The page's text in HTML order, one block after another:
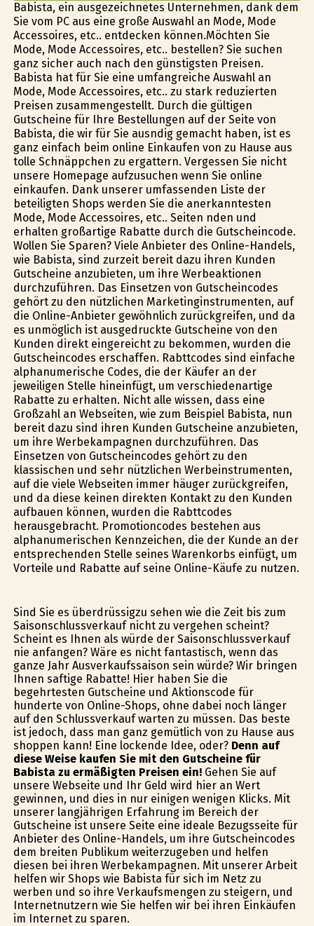
Babista, ein ausgezeichnetes Unternehmen, dank dem
Sie vom PC aus eine große Auswahl an Mode, Mode
Accessoires, etc.. entdecken können.Möchten Sie
Mode, Mode Accessoires, etc.. bestellen? Sie suchen
ganz sicher auch nach den günstigsten Preisen.
Babista hat für Sie eine umfangreiche Auswahl an
Mode, Mode Accessoires, etc.. zu stark reduzierten
Preisen zusammengestellt. Durch die gültigen
Gutscheine für Ihre Bestellungen auf der Seite von
Babista, die wir für Sie ausfindig gemacht haben, ist es
ganz einfach beim online Einkaufen von zu Hause aus
tolle Schnäppchen zu ergattern. Vergessen Sie nicht
unsere Homepage aufzusuchen wenn Sie online
einkaufen. Dank unserer umfassenden Liste der
beteiligten Shops werden Sie die anerkanntesten
Mode, Mode Accessoires, etc.. Seiten finden und
erhalten großartige Rabatte durch die Gutscheincode.
Wollen Sie Sparen? Viele Anbieter des Online-Handels,
wie Babista, sind zurzeit bereit dazu ihren Kunden
Gutscheine anzubieten, um ihre Werbeaktionen
durchzuführen. Das Einsetzen von Gutscheincodes
gehört zu den nützlichen Marketinginstrumenten, auf
die Online-Anbieter gewöhnlich zurückgreifen, und da
es unmöglich ist ausgedruckte Gutscheine von den
Kunden direkt eingereicht zu bekommen, wurden die
Gutscheincodes erschaffen. Rabttcodes sind einfache
alphanumerische Codes, die der Käufer an der
jeweiligen Stelle hineinfügt, um verschiedenartige
Rabatte zu erhalten. Nicht alle wissen, dass eine
Großzahl an Webseiten, wie zum Beispiel Babista, nun
bereit dazu sind ihren Kunden Gutscheine anzubieten,
um ihre Werbekampagnen durchzuführen. Das
Einsetzen von Gutscheincodes gehört zu den
klassischen und sehr nützlichen Werbeinstrumenten,
auf die viele Webseiten immer häufiger zurückgreifen,
und da diese keinen direkten Kontakt zu den Kunden
aufbauen können, wurden die Rabttcodes
herausgebracht. Promotioncodes bestehen aus
alphanumerischen Kennzeichen, die der Kunde an der
entsprechenden Stelle seines Warenkorbs einfügt, um
Vorteile und Rabatte auf seine Online-Käufe zu nutzen.
Sind Sie es überdrüssigzu sehen wie die Zeit bis zum
Saisonschlussverkauf nicht zu vergehen scheint?
Scheint es Ihnen als würde der Saisonschlussverkauf
nie anfangen? Wäre es nicht fantastisch, wenn das
ganze Jahr Ausverkaufssaison sein würde? Wir bringen
Ihnen saftige Rabatte! Hier haben Sie die
begehrtesten Gutscheine und Aktionscode für
hunderte von Online-Shops, ohne dabei noch länger
auf den Schlussverkauf warten zu müssen. Das beste
ist jedoch, dass man ganz gemütlich von zu Hause aus
shoppen kann! Eine lockende Idee, oder? Denn auf
diese Weise kaufen Sie mit den Gutscheine für
Babista zu ermäßigten Preisen ein!Gehen Sie auf
unsere Webseite und Ihr Geld wird hier an Wert
gewinnen, und dies in nur einigen wenigen Klicks. Mit
unserer langjährigen Erfahrung im Bereich der
Gutscheine ist unsere Seite eine ideale Bezugsseite für
Anbieter des Online-Handels, um ihre Gutscheincodes
dem breiten Publikum weiterzugeben und helfen
diesen bei ihren Werbekampagnen. Mit unserer Arbeit
helfen wir Shops wie Babista für sich im Netz zu
werben und so ihre Verkaufsmengen zu steigern, und
Internetnutzern wie Sie helfen wir bei ihren Einkäufen
im Internet zu sparen.